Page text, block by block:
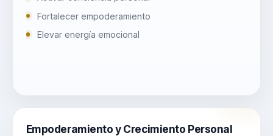
Fortalecer empoderamiento
Elevar energía emocional
Empoderamiento y Crecimiento Personal